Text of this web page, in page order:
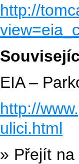
http://
EIA –
http://
ulici.html
» Přejít na